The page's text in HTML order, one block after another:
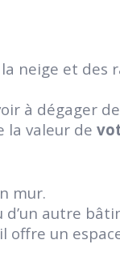
neige et des
à dégager
la valeur de
mur.
d’un autre
offre un